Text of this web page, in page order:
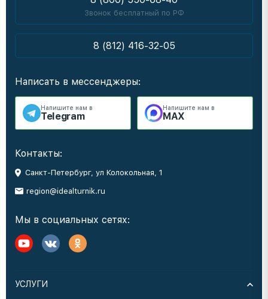
Звонок бесплатный по РФ
8 (812) 416-32-05
Написать в мессенджеры:
Напишите нам в
Telegram
Напишите нам в
MAX
Контакты:
Санкт-Петербург, ул Колокольная, 1
region@idealturnik.ru
Мы в социальных сетях:
УСЛУГИ